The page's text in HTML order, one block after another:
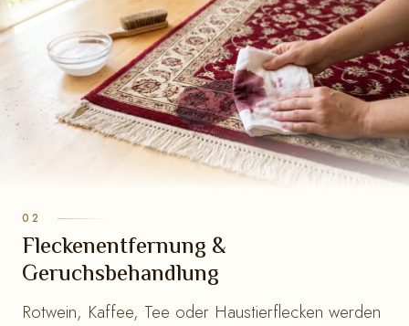
Fleckenentfernung &
Geruchsbehandlung
Rotwein, Kaffee, Tee oder Haustierflecken werden